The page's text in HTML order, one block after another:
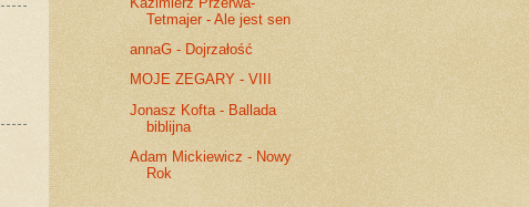
Tetmajer - Ale jest sen
annaG - Dojrzałość
MOJE ZEGARY - VIII
Jonasz Kofta - Ballada
biblijna
Adam Mickiewicz - Nowy
Rok